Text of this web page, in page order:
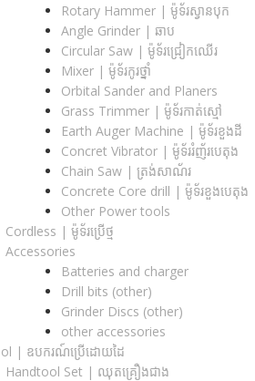
Rotary Hammer | ម៉ូទ័រស្វានបុក
Angle Grinder | ឆាប
Circular Saw​ | ម៉ូទ័រជ្រៀកឈើរ
Mixer | ម៉ូទ័រកូរថ្នាំ
Orbital Sander and Planers
Grass Trimmer | ម៉ូទ័រកាត់ស្មៅ
Earth Auger Machine | ម៉ូទ័រខួងដី
Concret Vibrator | ម៉ូទ័ររំញ័របេតុង
Chain Saw | ត្រង់សាណ័រ
Concrete Core drill | ម៉ូទ័រខួងបេតុង
Other Power tools
Cordless​ | ម៉ូទ័រប្រើថ្ម
Accessories
Batteries and charger
Drill bits (other)
Grinder Discs (other)
other accessories
| ឧបករណ៍ប្រើដោយដៃ
Handtool Set | ឈុតគ្រឿងជាង